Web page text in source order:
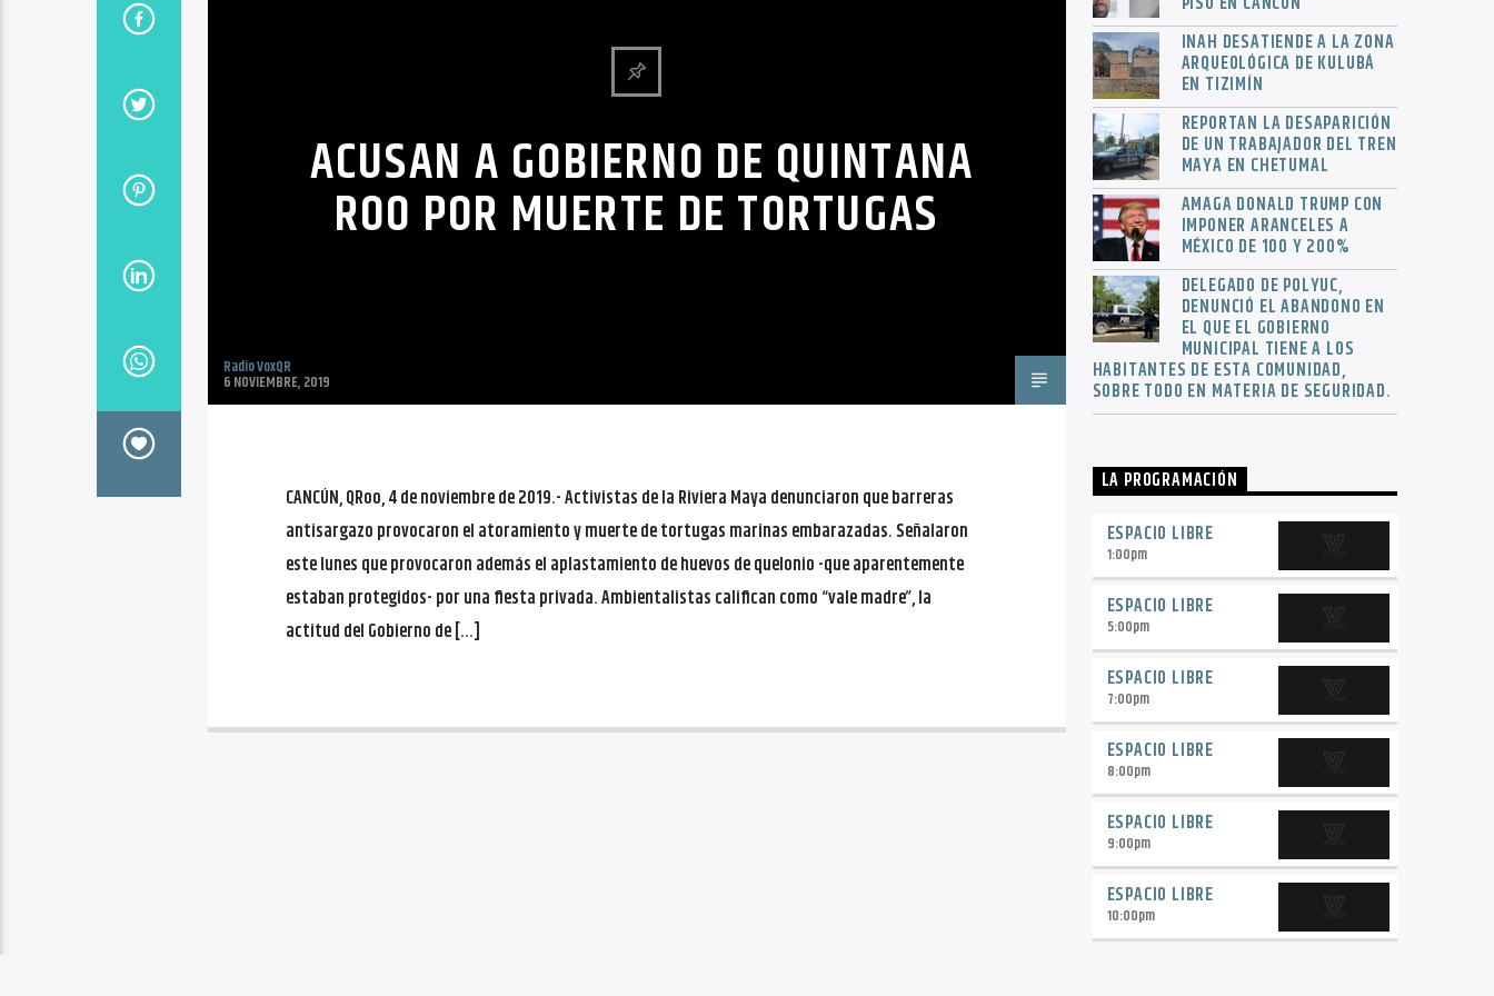
ACUSAN A GOBIERNO DE QUINTANA
ROO POR MUERTE DE TORTUGAS
Radio VoxQR
6 NOVIEMBRE, 2019
CANCÚN, QRoo, 4 de noviembre de 2019.- Activistas de la Riviera Maya denunciaron que barreras
antisargazo provocaron el atoramiento y muerte de tortugas marinas embarazadas. Señalaron
este lunes que provocaron además el aplastamiento de huevos de quelonio -que aparentemente
estaban protegidos- por una fiesta privada. Ambientalistas califican como “vale madre”, la
actitud del Gobierno de […]
INAH DESATIENDE A LA ZONA
ARQUEOLÓGICA DE KULUBÁ
EN TIZIMÍN
REPORTAN LA DESAPARICIÓN
DE UN TRABAJADOR DEL TREN
MAYA EN CHETUMAL
AMAGA DONALD TRUMP CON
IMPONER ARANCELES A
MÉXICO DE 100 Y 200%
DELEGADO DE POLYUC,
DENUNCIÓ EL ABANDONO EN
EL QUE EL GOBIERNO
MUNICIPAL TIENE A LOS
HABITANTES DE ESTA COMUNIDAD,
SOBRE TODO EN MATERIA DE SEGURIDAD.
LA PROGRAMACIÓN
ESPACIO LIBRE
1:00pm
ESPACIO LIBRE
5:00pm
ESPACIO LIBRE
7:00pm
ESPACIO LIBRE
8:00pm
ESPACIO LIBRE
9:00pm
ESPACIO LIBRE
10:00pm